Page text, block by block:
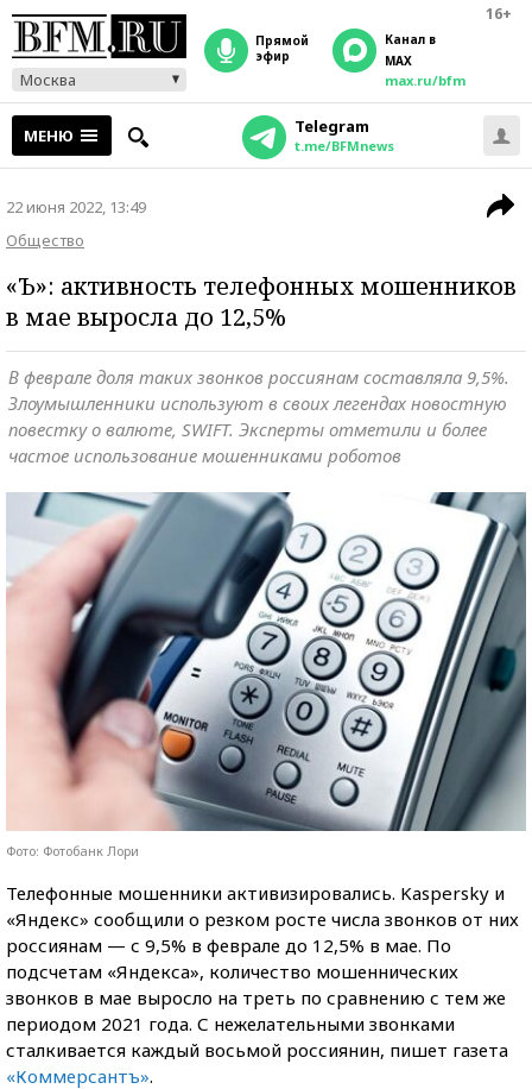
16+
Москва
прямой
эфир
Канал в
MAX
max.ru/bfm
МЕНЮ Telegram
t.me/BFMnews
22 июня 2022, 13:49
Общество
«Ъ»: активность телефонных мошенников
в мае выросла до 12,5%
В феврале доля таких звонков россиянам составляла 9,5%.
Злоумышленники используют в своих легендах новостную
повестку о валюте, SWIFT. Эксперты отметили и более
частое использование мошенниками роботов
Фото: Фотобанк Лори
Телефонные мошенники активизировались. Kaspersky и
«Яндекс» сообщили о резком росте числа звонков от них
россиянам — с 9,5% в феврале до 12,5% в мае. По
подсчетам «Яндекса», количество мошеннических
звонков в мае выросло на треть по сравнению с тем же
периодом 2021 года. С нежелательными звонками
сталкивается каждый восьмой россиянин, пишет газета
«Коммерсантъ».